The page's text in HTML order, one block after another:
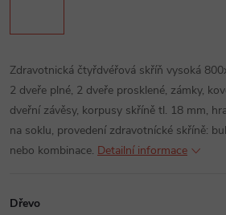
Zdravotnická čtyřdvéřová skříň vysoká
2 dveře plné, 2 dveře prosklené, zámky,
dveřní závěsy, korpusy skříně tl. 18 mm,
na soklu, provedení zdravotnícké skříně:
nebo kombinace. Detailní informace
Dřevo